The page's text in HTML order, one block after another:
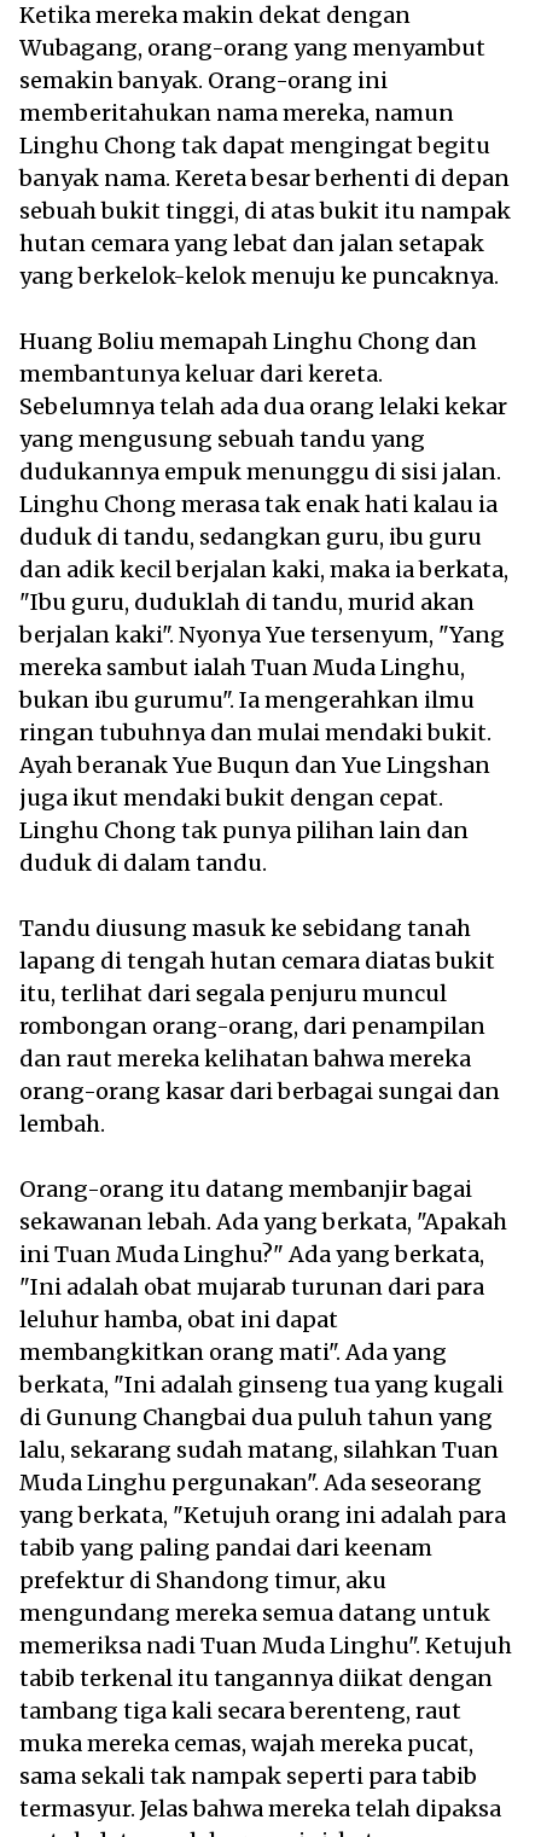
Ketika mereka makin dekat dengan
Wubagang, orang-orang yang menyambut
semakin banyak. Orang-orang ini
memberitahukan nama mereka, namun
Linghu Chong tak dapat mengingat begitu
banyak nama. Kereta besar berhenti di depan
sebuah bukit tinggi, di atas bukit itu nampak
hutan cemara yang lebat dan jalan setapak
yang berkelok-kelok menuju ke puncaknya.
Huang Boliu memapah Linghu Chong dan
membantunya keluar dari kereta.
Sebelumnya telah ada dua orang lelaki kekar
yang mengusung sebuah tandu yang
dudukannya empuk menunggu di sisi jalan.
Linghu Chong merasa tak enak hati kalau ia
duduk di tandu, sedangkan guru, ibu guru
dan adik kecil berjalan kaki, maka ia berkata,
"Ibu guru, duduklah di tandu, murid akan
berjalan kaki". Nyonya Yue tersenyum, "Yang
mereka sambut ialah Tuan Muda Linghu,
bukan ibu gurumu". Ia mengerahkan ilmu
ringan tubuhnya dan mulai mendaki bukit.
Ayah beranak Yue Buqun dan Yue Lingshan
juga ikut mendaki bukit dengan cepat.
Linghu Chong tak punya pilihan lain dan
duduk di dalam tandu.
Tandu diusung masuk ke sebidang tanah
lapang di tengah hutan cemara diatas bukit
itu, terlihat dari segala penjuru muncul
rombongan orang-orang, dari penampilan
dan raut mereka kelihatan bahwa mereka
orang-orang kasar dari berbagai sungai dan
lembah.
Orang-orang itu datang membanjir bagai
sekawanan lebah. Ada yang berkata, "Apakah
ini Tuan Muda Linghu?" Ada yang berkata,
"Ini adalah obat mujarab turunan dari para
leluhur hamba, obat ini dapat
membangkitkan orang mati". Ada yang
berkata, "Ini adalah ginseng tua yang kugali
di Gunung Changbai dua puluh tahun yang
lalu, sekarang sudah matang, silahkan Tuan
Muda Linghu pergunakan". Ada seseorang
yang berkata, "Ketujuh orang ini adalah para
tabib yang paling pandai dari keenam
prefektur di Shandong timur, aku
mengundang mereka semua datang untuk
memeriksa nadi Tuan Muda Linghu". Ketujuh
tabib terkenal itu tangannya diikat dengan
tambang tiga kali secara berenteng, raut
muka mereka cemas, wajah mereka pucat,
sama sekali tak nampak seperti para tabib
termasyur. Jelas bahwa mereka telah dipaksa